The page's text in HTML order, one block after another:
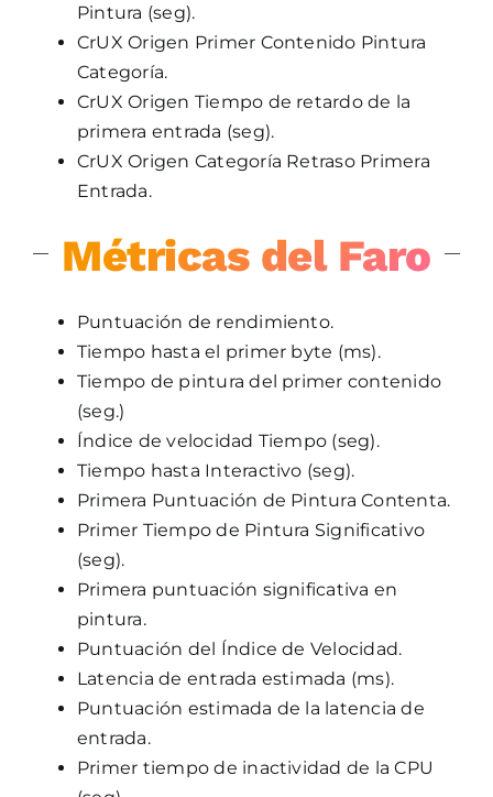
Pintura (seg).
CrUX Origen Primer Contenido Pintura
Categoría.
CrUX Origen Tiempo de retardo de la
primera entrada (seg).
CrUX Origen Categoría Retraso Primera
Entrada.
Métricas del Faro
Puntuación de rendimiento.
Tiempo hasta el primer byte (ms).
Tiempo de pintura del primer contenido
(seg.)
Índice de velocidad Tiempo (seg).
Tiempo hasta Interactivo (seg).
Primera Puntuación de Pintura Contenta.
Primer Tiempo de Pintura Significativo
(seg).
Primera puntuación significativa en
pintura.
Puntuación del Índice de Velocidad.
Latencia de entrada estimada (ms).
Puntuación estimada de la latencia de
entrada.
Primer tiempo de inactividad de la CPU